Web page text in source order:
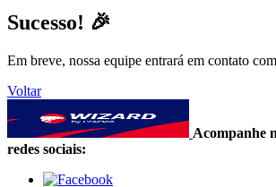
Sucesso! 🎉
Em breve, nossa equipe entrará em contato
Voltar
Acompanhe
redes sociais: